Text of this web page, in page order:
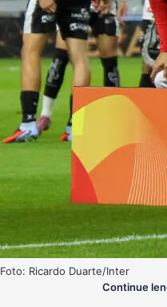
Foto: Ricardo Duarte/Inter
Continue